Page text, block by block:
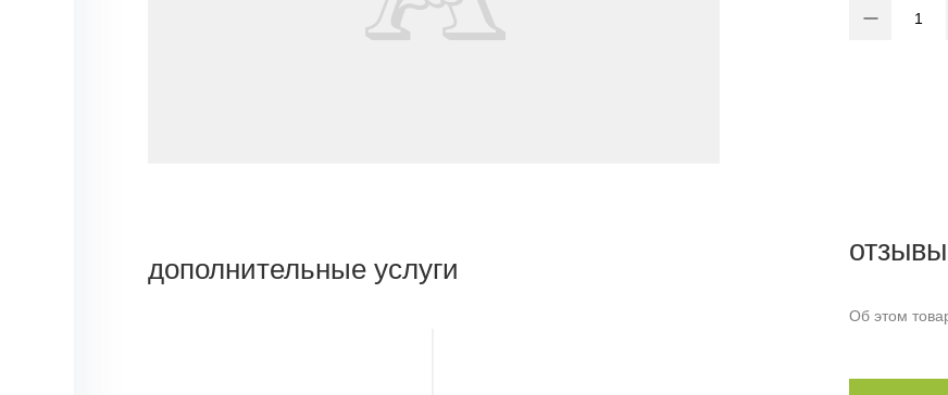
дополнительные услуги
отзывы
Об этом